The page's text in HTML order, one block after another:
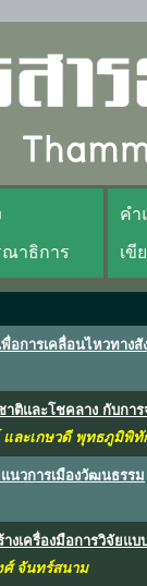
ณาธิการ
คำ
เขี
อการเคลื่อนไหวทา
าติและโชคลาง กับกา
ละเกษวดี พุทธภูมิพิทั
นวการเมืองวัฒนธรรม
งเครื่องมือการวิจัยแ
ศ์ จันทร์สนาม